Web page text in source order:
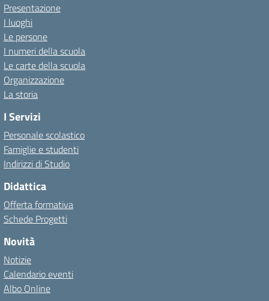
Presentazione
I luoghi
Le persone
I numeri della scuola
Le carte della scuola
Organizzazione
La storia
I Servizi
Personale scolastico
Famiglie e studenti
Indirizzi di Studio
Didattica
Offerta formativa
Schede Progetti
Novità
Notizie
Calendario eventi
Albo Online